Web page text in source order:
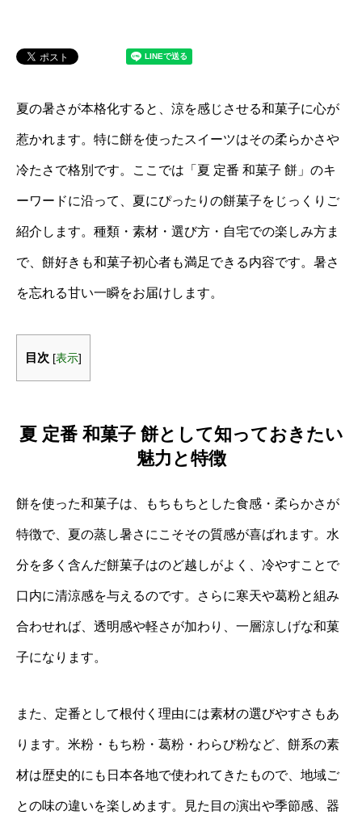
夏の暑さが本格化すると、涼を感じさせる和菓子に心が
惹かれます。特に餅を使ったスイーツはその柔らかさや
冷たさで格別です。ここでは「夏 定番 和菓子 餅」のキ
ーワードに沿って、夏にぴったりの餅菓子をじっくりご
紹介します。種類・素材・選び方・自宅での楽しみ方ま
で、餅好きも和菓子初心者も満足できる内容です。暑さ
を忘れる甘い一瞬をお届けします。
目次 [表示]
夏 定番 和菓子 餅として知っておきたい
魅力と特徴
餅を使った和菓子は、もちもちとした食感・柔らかさが
特徴で、夏の蒸し暑さにこそその質感が喜ばれます。水
分を多く含んだ餅菓子はのど越しがよく、冷やすことで
口内に清涼感を与えるのです。さらに寒天や葛粉と組み
合わせれば、透明感や軽さが加わり、一層涼しげな和菓
子になります。
また、定番として根付く理由には素材の選びやすさもあ
ります。米粉・もち粉・葛粉・わらび粉など、餅系の素
材は歴史的にも日本各地で使われてきたもので、地域ご
との味の違いを楽しめます。見た目の演出や季節感、器